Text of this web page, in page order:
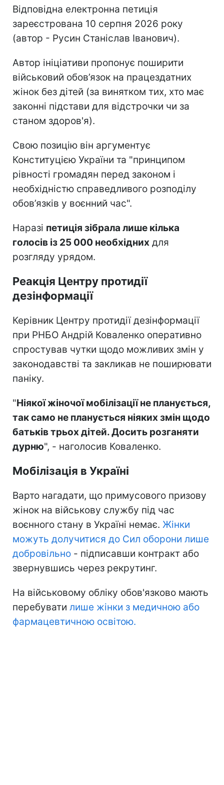
Відповідна електронна петиція
зареєстрована 10 серпня 2026 року
(автор - Русин Станіслав Іванович).
Автор ініціативи пропонує поширити
військовий обов’язок на працездатних
жінок без дітей (за винятком тих, хто має
законні підстави для відстрочки чи за
станом здоров'я).
Свою позицію він аргументує
Конституцією України та "принципом
рівності громадян перед законом і
необхідністю справедливого розподілу
обов’язків у воєнний час".
Наразі петиція зібрала лише кілька
голосів із 25 000 необхідних для
розгляду урядом.
Реакція Центру протидії
дезінформації
Керівник Центру протидії дезінформації
при РНБО Андрій Коваленко оперативно
спростував чутки щодо можливих змін у
законодавстві та закликав не поширювати
паніку.
"Ніякої жіночої мобілізації не планується,
так само не планується ніяких змін щодо
батьків трьох дітей. Досить розганяти
дурню", - наголосив Коваленко.
Мобілізація в Україні
Варто нагадати, що примусового призову
жінок на військову службу під час
воєнного стану в Україні немає. Жінки
можуть долучитися до Сил оборони лише
добровільно - підписавши контракт або
звернувшись через рекрутинг.
На військовому обліку обов'язково мають
перебувати лише жінки з медичною або
фармацевтичною освітою.